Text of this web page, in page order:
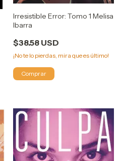
Irresistible Error: Tomo 1 Melisa
Ibarra
$38.58 USD
¡No te lo pierdas, mira que es último!